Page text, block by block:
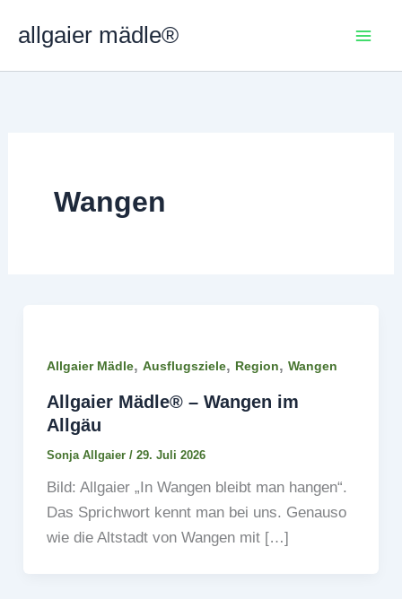
Inhaltallgaier mädle®
Wangen
Allgaier Mädle, Ausflugsziele, Region, Wangen
Allgaier Mädle® – Wangen im
Allgäu
Sonja Allgaier / 29. Juli 2026
Bild: Allgaier „In Wangen bleibt man hangen“.
Das Sprichwort kennt man bei uns. Genauso
wie die Altstadt von Wangen mit […]